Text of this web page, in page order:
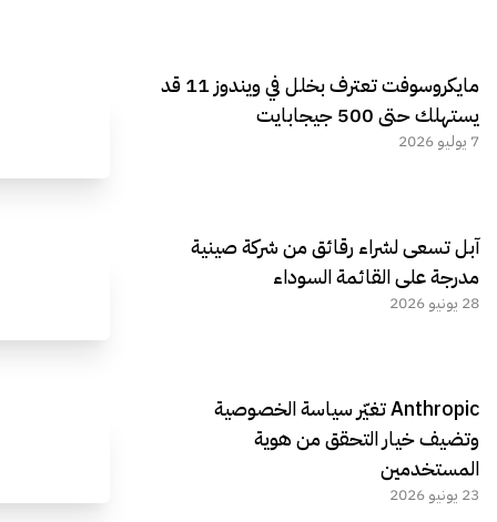
مايكروسوفت تعترف بخلل في ويندوز 11 قد
يستهلك حتى 500 جيجابايت
7 يوليو 2026
آبل تسعى لشراء رقائق من شركة صينية
مدرجة على القائمة السوداء
28 يونيو 2026
Anthropic تغيّر سياسة الخصوصية
وتضيف خيار التحقق من هوية
المستخدمين
23 يونيو 2026